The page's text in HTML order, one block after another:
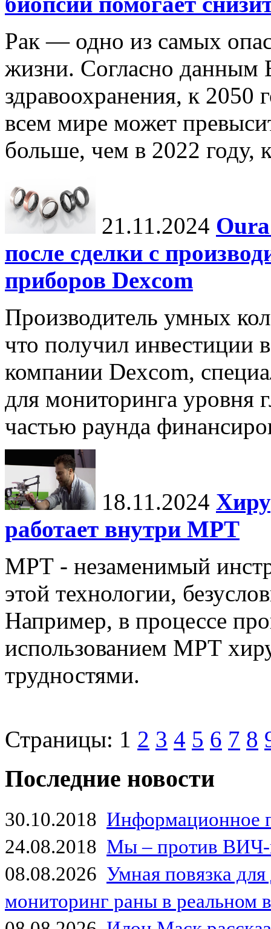
Рак — одно из самых
жизни. Согласно данным
здравоохранения, к 2050
всем мире может
больше, чем в 2022 году,
21.11.2024
после сделки с
приборов Dexcom
Производитель умных
что получил инвестиции
компании Dexcom,
для мониторинга уровня
частью раунда
18.11.2024
работает внутри МРТ
МРТ - незаменимый
этой технологии,
Например, в процессе
использованием МРТ
трудностями.
Страницы: 1 2 3 4 5 6 7 8
Последние новости
30.10.2018 Информационное
24.08.2018 Мы – против
08.08.2026 Умная повязка
мониторинг раны в реальном